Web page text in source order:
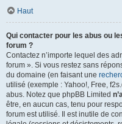
Haut
Qui contacter pour les abus ou
forum ?
Contactez n’importe lequel des
forum ». Si vous restez sans
du domaine (en faisant une
utilisé (exemple : Yahoo!, Free,
abus. Notez que phpBB Limited
être, en aucun cas, tenu pour
forum est utilisé. Il est inutile de